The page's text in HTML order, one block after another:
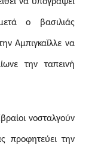
ο βασιλιάς
Αμπιγκαΐλλε να
την ταπεινή
νοσταλγούν
προφητεύει την